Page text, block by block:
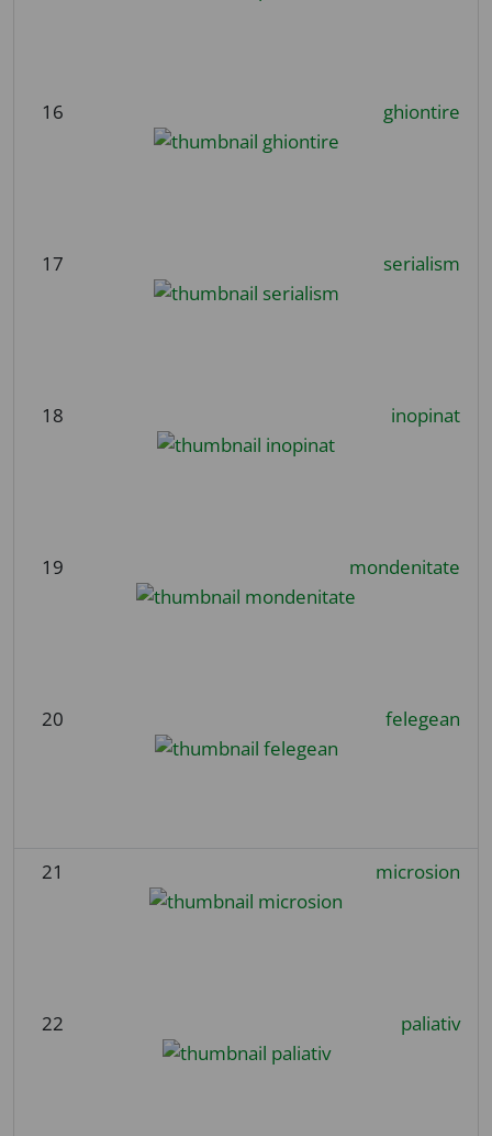
16 ghiontire
17 serialism
18 inopinat
19 mondenitate
20 felegean
21 microsion
22 paliativ